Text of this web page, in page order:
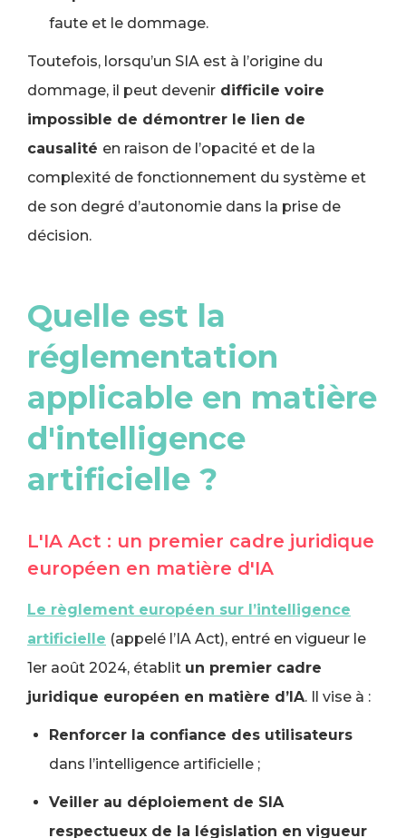
faute et le dommage.
Toutefois, lorsqu’un SIA est à l’origine du
dommage, il peut devenir difficile voire
impossible de démontrer le lien de
causalité en raison de l’opacité et de la
complexité de fonctionnement du système et
de son degré d’autonomie dans la prise de
décision.
Quelle est la
réglementation
applicable en matière
d'intelligence
artificielle ?
L'IA Act : un premier cadre juridique
européen en matière d'IA
Le règlement européen sur l’intelligence
artificielle (appelé l’IA Act), entré en vigueur le
1er août 2024, établit un premier cadre
juridique européen en matière d’IA. Il vise à :
Renforcer la confiance des utilisateurs
dans l’intelligence artificielle ;
Veiller au déploiement de SIA
respectueux de la législation en vigueur